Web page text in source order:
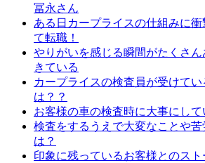
冨永さん
ある日カープライスの仕組みに
て転職！
やりがいを感じる瞬間がたくさ
きている
カープライスの検査員が受けてい
は？？
お客様の車の検査時に大事にして
検査をするうえで大変なことや苦
は？
印象に残っているお客様とのスト